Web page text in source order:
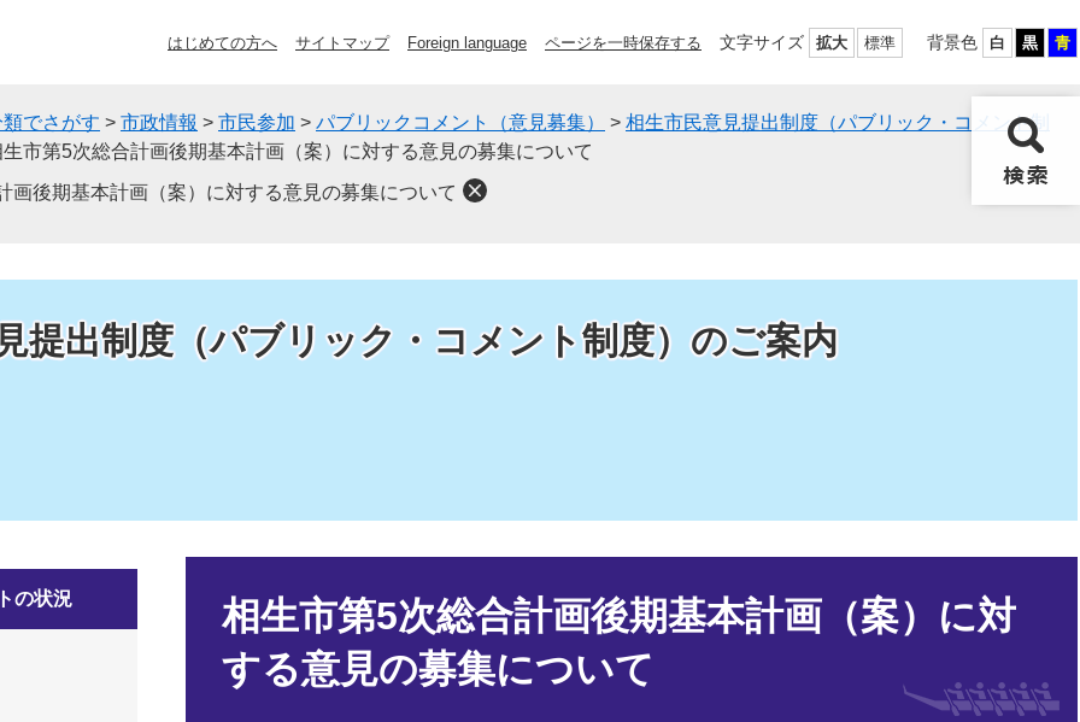
はじめての方へ サイトマップ Foreign language ページを一時保存する 文字サイズ 拡大 標準 背景色 白 黒 青
類でさがす > 市政情報 > 市民参加 > パブリックコメント（意見募集） > 相生市民意見提出制度（パブリック・コメント制
生市第5次総合計画後期基本計画（案）に対する意見の募集について
画後期基本計画（案）に対する意見の募集について
提出制度（パブリック・コメント制度）のご案内
相生市第5次総合計画後期基本計画（案）に対
する意見の募集について
の状況